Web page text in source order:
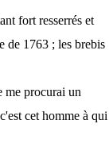
fort resserrés et
de 1763 ; les brebis
me procurai un
cet homme à qui